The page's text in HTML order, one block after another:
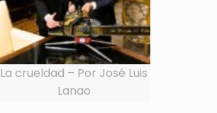
La crueldad – Por José Luis
Lanao